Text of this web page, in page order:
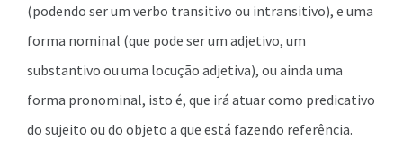
(podendo ser um verbo transitivo ou intransitivo), e uma
forma nominal (que pode ser um adjetivo, um
substantivo ou uma locução adjetiva), ou ainda uma
forma pronominal, isto é, que irá atuar como predicativo
do sujeito ou do objeto a que está fazendo referência.